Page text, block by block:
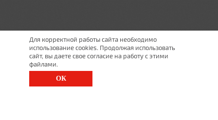
Для корректной работы сайта необходимо
использование cookies. Продолжая использовать
сайт, вы даете свое согласие на работу с этими
файлами.
ОК